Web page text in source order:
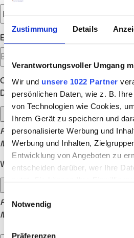
Zustimmung Details
Verantwortungsvoller Umgang
Wir und unsere 1022 Partner
persönlichen Daten, wie z. B.
von Technologien wie Cookies,
Ihrem Gerät zu speichern und
personalisierte Werbung und
Werbung und Inhalten,
Entwicklung von Angeboten zu
entscheiden darüber, wer Ihre
nutzt. Sie können Ihre
Trigger Symbol ändern oder
Einwilligungsauswahl
Notwendig
Präferenzen
Empfohlen von
Optionale Anhänge
Dein Lebenslauf (optional)
Formate: .doc, .docx, .jpg, .jpeg,
MB
Weitere Dokumente (optional)
Formate: .doc, .docx, .jpg, .jpeg,
MB